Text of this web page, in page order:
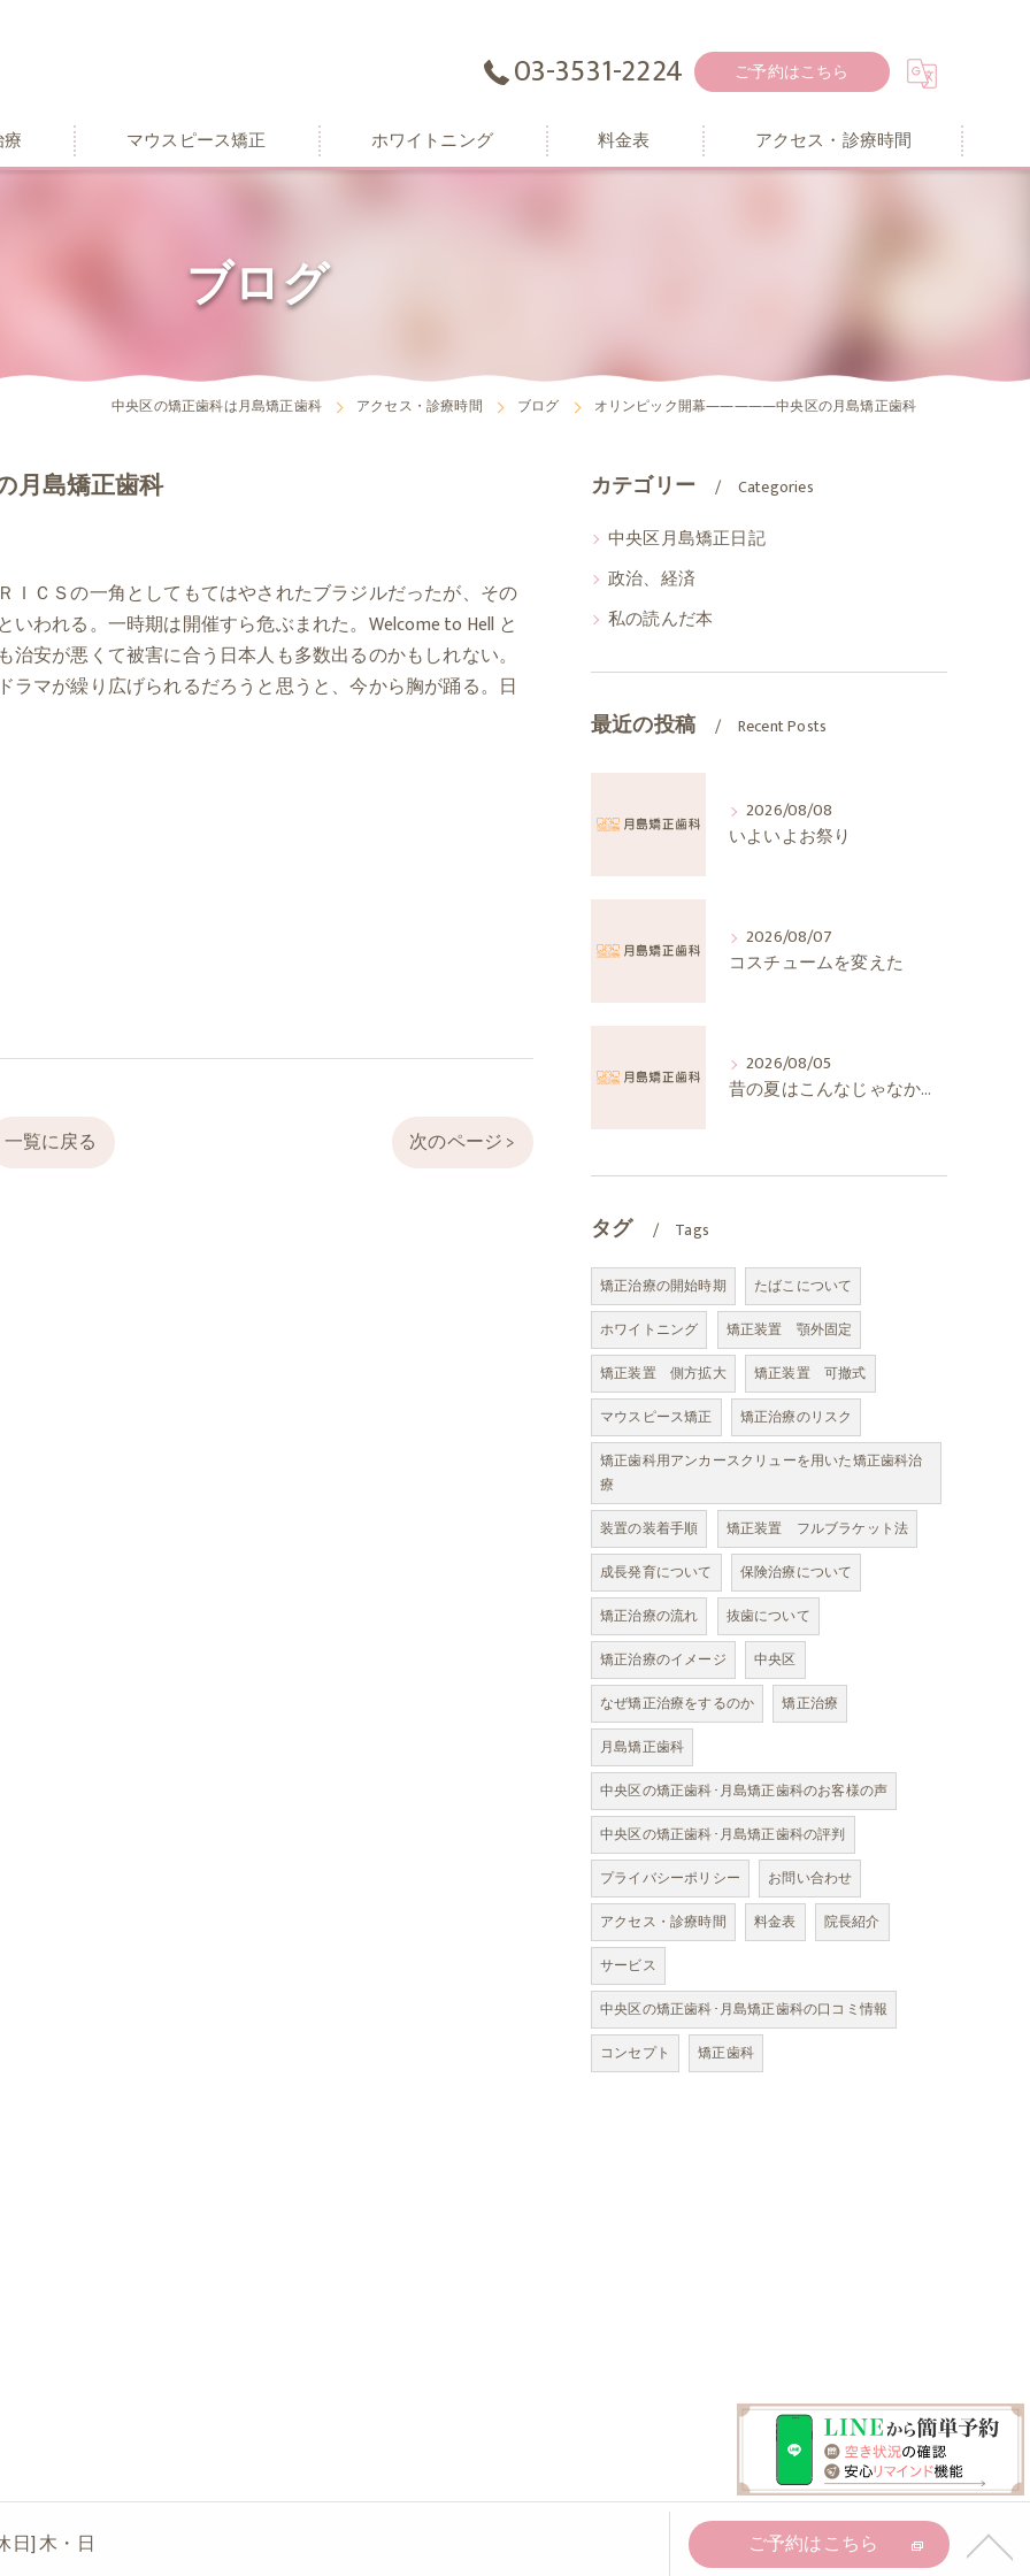
03-3531-2224 ご予約はこちら
マウスピース矯正 ホワイトニング 料金表 アクセス・診療時間
ブログ
中央区の矯正歯科は月島矯正歯科 アクセス・診療時間 ブログ オリンピック開幕―――――中央区の月島矯正歯科
島矯正歯科
ＣＳの一角としてもてはやされたブラジルだったが、その
われる。一時期は開催すら危ぶまれた。Welcome to Hell と
安が悪くて被害に合う日本人も多数出るのかもしれない。
マが繰り広げられるだろうと思うと、今から胸が踊る。日
一覧に戻る 次のページ >
カテゴリー Categories
中央区月島矯正日記
政治、経済
私の読んだ本
最近の投稿 Recent Posts
2026/08/08
いよいよお祭り
2026/08/07
コスチュームを変えた
2026/08/05
昔の夏はこんなじゃなかったか
タグ Tags
矯正治療の開始時期
たばこについて
ホワイトニング
矯正装置 顎外固定
矯正装置 側方拡大
矯正装置 可撤式
マウスピース矯正
矯正治療のリスク
矯正歯科用アンカースクリューを用いた矯正歯科治
療
装置の装着手順
矯正装置 フルブラケット法
成長発育について
保険治療について
矯正治療の流れ
抜歯について
矯正治療のイメージ
中央区
なぜ矯正治療をするのか
矯正治療
月島矯正歯科
中央区の矯正歯科･月島矯正歯科のお客様の声
中央区の矯正歯科･月島矯正歯科の評判
プライバシーポリシー
お問い合わせ
アクセス・診療時間
料金表
院長紹介
サービス
中央区の矯正歯科･月島矯正歯科の口コミ情報
コンセプト
矯正歯科
日] 木・日 ご予約はこちら